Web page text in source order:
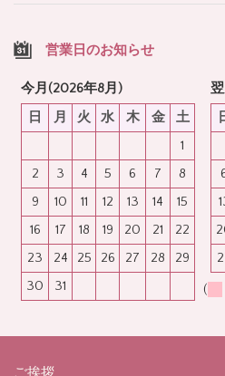
営業日のお知らせ
今月(2026年8月)
日
月 火 水 木 金
土
1
2
3 4 5 6 7
8
9
10 11 12 13 14
15
16
17 18 19 20 21
22
23
24 25 26 27 28
29
30
31 (